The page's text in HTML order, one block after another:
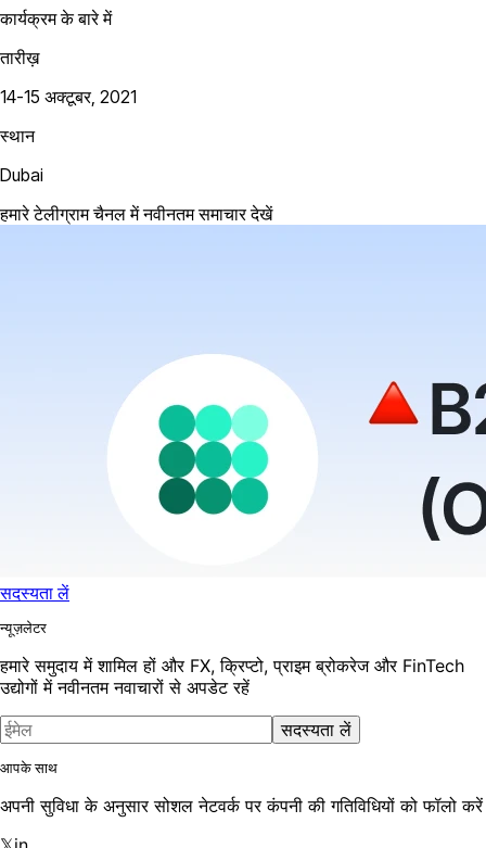
कार्यक्रम के बारे में
तारीख़
14-15 अक्टूबर, 2021
स्थान
Dubai
हमारे टेलीग्राम चैनल में नवीनतम समाचार देखें
सदस्यता लें
न्यूज़लेटर
हमारे समुदाय में शामिल हों और FX, क्रिप्टो, प्राइम ब्रोकरेज और FinTech
उद्योगों में नवीनतम नवाचारों से अपडेट रहें
सदस्यता लें
आपके साथ
अपनी सुविधा के अनुसार सोशल नेटवर्क पर कंपनी की गतिविधियों को फॉलो करें